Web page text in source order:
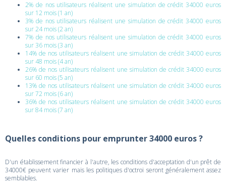
2% de nos utilisateurs réalisent une simulation de crédit 34000 euros
sur 12 mois (1 an)
3% de nos utilisateurs réalisent une simulation de crédit 34000 euros
sur 24 mois (2 an)
7% de nos utilisateurs réalisent une simulation de crédit 34000 euros
sur 36 mois (3 an)
14% de nos utilisateurs réalisent une simulation de crédit 34000 euros
sur 48 mois (4 an)
26% de nos utilisateurs réalisent une simulation de crédit 34000 euros
sur 60 mois (5 an)
13% de nos utilisateurs réalisent une simulation de crédit 34000 euros
sur 72 mois (6 an)
36% de nos utilisateurs réalisent une simulation de crédit 34000 euros
sur 84 mois (7 an)
Quelles conditions pour emprunter 34000 euros ?
D'un établissement financier à l'autre, les conditions d'acceptation d'un prêt de
34000€ peuvent varier mais les politiques d'octroi seront généralement assez
semblables.